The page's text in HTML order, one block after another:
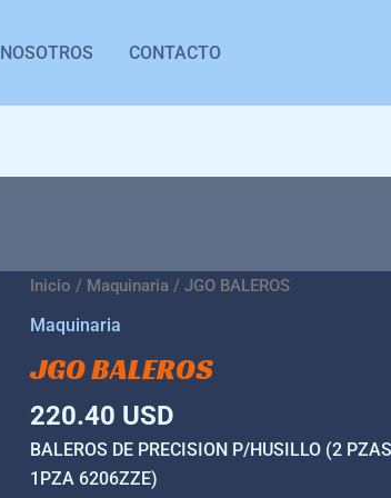
NOSOTROS CONTACTO
Inicio / Maquinaria / JGO BALEROS
Maquinaria
JGO BALEROS
220.40 USD
BALEROS DE PRECISION P/HUSILLO (2
1PZA 6206ZZE)
JGO
BALEROS